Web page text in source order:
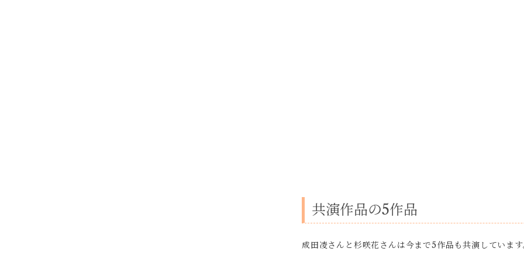
共演作品の5作品
成田凌さんと杉咲花さんは今まで5作品も共演していま